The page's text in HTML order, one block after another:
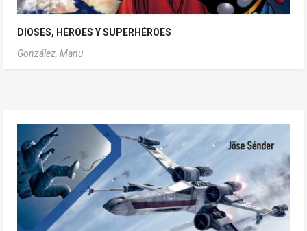
DIOSES, HÉROES Y SUPERHÉROES
González, Manu